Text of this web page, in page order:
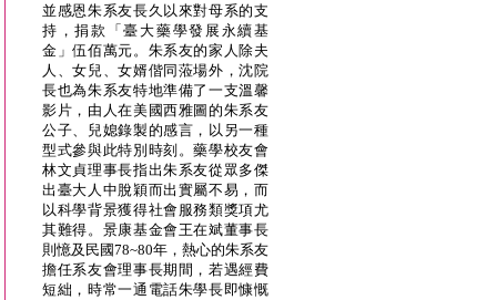
並感恩朱系友長久以來對母系的支
持，捐款「臺大藥學發展永續基
金」伍佰萬元。朱系友的家人除夫
人、女兒、女婿偕同蒞場外，沈院
長也為朱系友特地準備了一支溫馨
影片，由人在美國西雅圖的朱系友
公子、兒媳錄製的感言，以另一種
型式參與此特別時刻。藥學校友會
林文貞理事長指出朱系友從眾多傑
出臺大人中脫穎而出實屬不易，而
以科學背景獲得社會服務類獎項尤
其難得。景康基金會王在斌董事長
則憶及民國78~80年，熱心的朱系友
擔任系友會理事長期間，若遇經費
短絀，時常一通電話朱學長即慷慨